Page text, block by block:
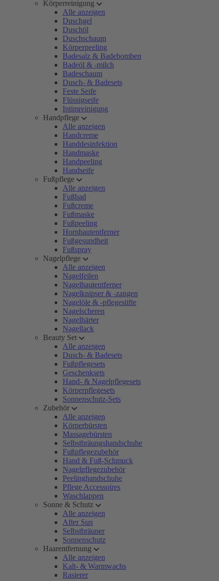
Körperreinigung
Alle anzeigen
Duschgel
Duschöl
Duschschaum
Körperpeeling
Badesalz & Badebomben
Badeöl & -milch
Badeschaum
Dusch- & Badesets
Feste Seife
Flüssigseife
Intimreinigung
Handpflege
Alle anzeigen
Handcreme
Handdesinfektion
Handmaske
Handpeeling
Handseife
Fußpflege
Alle anzeigen
Fußbad
Fußcreme
Fußmaske
Fußpeeling
Hornhautentferner
Fußgesundheit
Fußspray
Nagelpflege
Alle anzeigen
Nagelfeilen
Nagelhautentferner
Nagelknipser & -zangen
Nagelöle & -pflegestifte
Nagelscheren
Nagelhärter
Nagellack
Beauty Set
Alle anzeigen
Dusch- & Badesets
Fußpflegesets
Geschenksets
Hand- & Nagelpflegesets
Körperpflegesets
Sonnenschutz-Sets
Zubehör
Alle anzeigen
Körperbürsten
Massagebürsten
Selbstbräungshandschuhe
Fußpflegezubehör
Hand & Fuß-Schmuck
Nagelpflegezubehör
Peelinghandschuhe
Pflege Accessoires
Waschlappen
Sonne & Schutz
Alle anzeigen
After Sun
Selbstbräuner
Sonnenschutz
Haarentfernung
Alle anzeigen
Kalt- & Warmwachs
Rasierer